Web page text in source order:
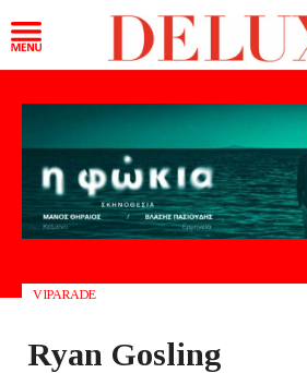
VIPARADE
Ryan Gosling